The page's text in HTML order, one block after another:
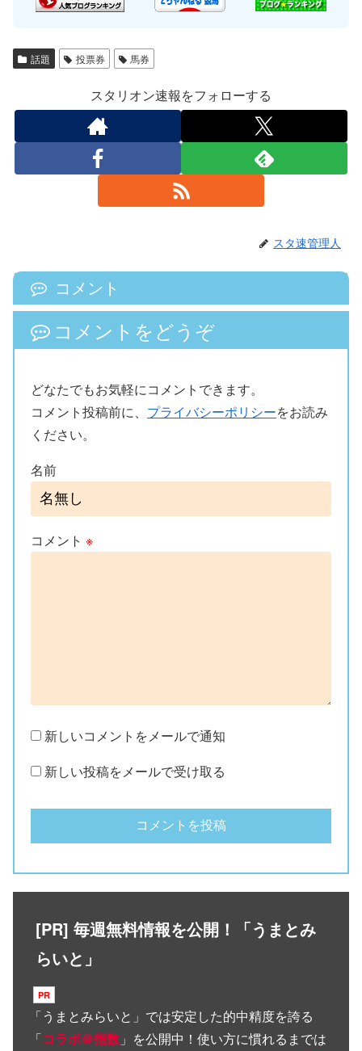
話題 投票券 馬券
スタリオン速報をフォローする
スタ速管理人
コメント
コメントをどうぞ
どなたでもお気軽にコメントできます。
コメント投稿前に、 プライバシーポリシーをお読み
ください。
名前
コメント ※
新しいコメントをメールで通知
新しい投稿をメールで受け取る
[PR] 毎週無料情報を公開！「うまとみ
らいと」
「うまとみらいと 」では安定した的中精度を誇る
「コラボ＠指数 」を公開中！使い方に慣れるまでは